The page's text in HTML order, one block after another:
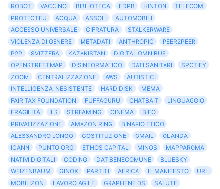
ROBOT
VACCINO BIBLIOTECA EDPB HINTON
TELECOM
PROTECTEU
ACQUA ASSOLI
AUTOMOBILI
ACCESSO UNIVERSALE
CIFRATURA
STALKERWARE
VIOLENZA DI GENERE
METADATI ANTHROPIC
PEER2PEER
P2P
SVIZZERA KAZAKISTAN
DIGITAL OMNIBUS
OPENSTREETMAP
DISINFORMATICO DATI SANITARI
SPOTIFY
ZOOM
CENTRALIZZAZIONE AWS
AUTISTICI
INTELLIGENZA INESISTENTE
HARD DISK
MEMA
FAIR TAX FOUNDATION
FUFFAGURU CHATBAIT
LINGUAGGIO
FRAGILITÀ
ILS STREAMING CINEMA
BIFO
PRIVATIZZAZIONE
AMAZON RING
BINARIO ETICO
ALESSANDRO LONGO
COSTITUZIONE GMAIL
OLANDA
ICANN
PUNTO ORG ETHOS CAPITAL MINOS
MAPPAROMA
NATIVI DIGITALI
CODING DATIBENECOMUNE
BLUESKY
WEIZENBAUM
GINOX PARTITI AFRICA IL MANIFESTO
URL
MOBILIZON
LAVORO AGILE GRAPHENE OS
SALUTE